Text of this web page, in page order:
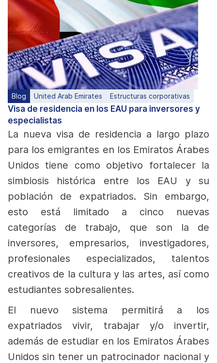
Blog United Arab Emirates Estructuras corporativas
Visa de residencia en los EAU para inversores y
especialistas
La nueva visa de residencia a largo plazo
para los emigrantes en los Emiratos Árabes
Unidos tiene como objetivo fortalecer la
simbiosis histórica entre los EAU y su
población de expatriados. Sin embargo,
esto está limitado a cinco nuevas
categorías de trabajo, que son la de
inversores, empresarios, investigadores,
profesionales especializados, talentos
creativos de la cultura y las artes, así como
estudiantes sobresalientes.
El nuevo sistema permitirá a los
expatriados vivir, trabajar y/o invertir,
además de estudiar en los Emiratos Árabes
Unidos sin tener un patrocinador nacional y